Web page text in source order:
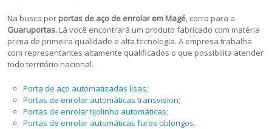
Na busca por portas de aço de enrolar em Magé, corra para a
Guaruportas. Lá você encontrará um produto fabricado com matéria
prima de primeira qualidade e alta tecnologia. A empresa trabalha
com representantes altamente qualificados o que possibilita atender
todo território nacional.
Porta de aço automatizadas lisas;
Portas de enrolar automáticas transvision;
Portas de enrolar tijolinho automáticas;
Portas de enrolar automáticas furos oblongos.